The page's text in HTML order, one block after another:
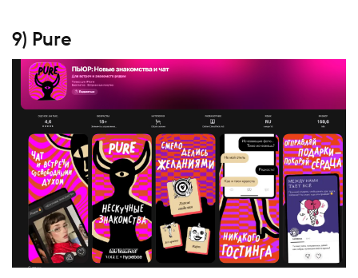
9) Pure